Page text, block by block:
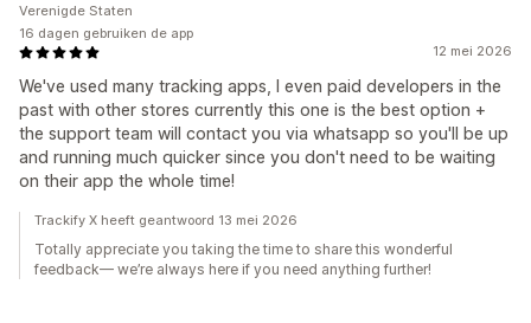
12 mei 2026
We've used many tracking apps, I even paid developers in the
past with other stores currently this one is the best option +
the support team will contact you via whatsapp so you'll be up
and running much quicker since you don't need to be waiting
on their app the whole time!
Verenigde Staten
16 dagen gebruiken de app
Trackify X heeft geantwoord 13 mei 2026
Totally appreciate you taking the time to share this wonderful
feedback— we’re always here if you need anything further!